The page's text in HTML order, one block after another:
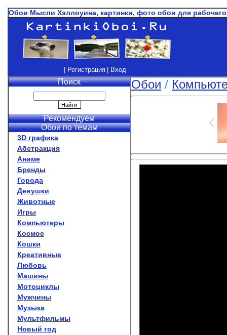
Обои Мысли Хэллоуина, картинки, фото обои для
| Регистрация | Вход
Поиск
Рекомендуем
Обои по темам
3D графика
Абстракция
Аниме
Бренды
Города
Девушки
Животные
Игры
Компьютеры
Космос
Кошки
Креативные
Любовь
Машины
Мотоциклы
Мужчины
Музыка
Мультфильмы
Новый год
Обои /